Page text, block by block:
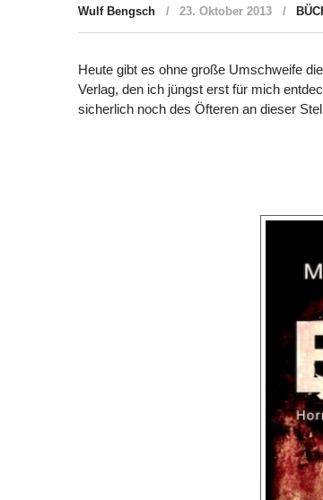
Wulf Bengsch 23. Oktober 2013
Heute gibt es ohne große Umschweife
Verlag, den ich jüngst erst für mich
sicherlich noch des Öfteren an dieser